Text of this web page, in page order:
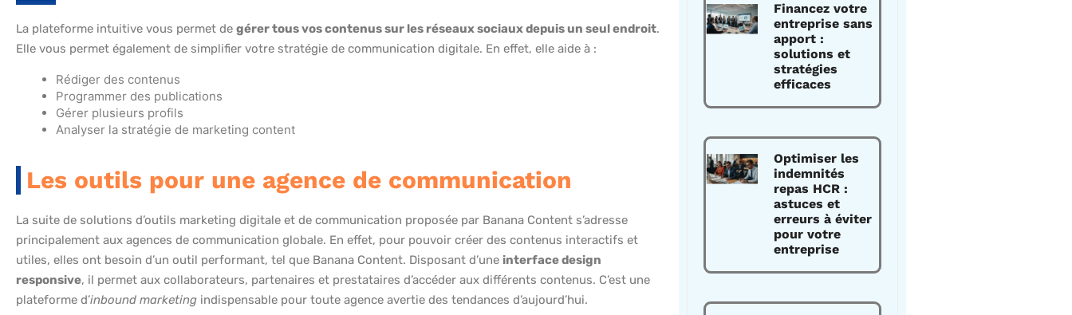
La plateforme intuitive vous permet de gérer tous vos contenus sur les réseaux sociaux depuis un seul endroit.
Elle vous permet également de simplifier votre stratégie de communication digitale. En effet, elle aide à :
Rédiger des contenus
Programmer des publications
Gérer plusieurs profils
Analyser la stratégie de marketing content
Les outils pour une agence de communication
La suite de solutions d’outils marketing digitale et de communication proposée par Banana Content s’adresse
principalement aux agences de communication globale. En effet, pour pouvoir créer des contenus interactifs et
utiles, elles ont besoin d’un outil performant, tel que Banana Content. Disposant d’une interface design
responsive, il permet aux collaborateurs, partenaires et prestataires d’accéder aux différents contenus. C’est une
plateforme d’inbound marketing indispensable pour toute agence avertie des tendances d’aujourd’hui.
Financez votre
entreprise sans
apport :
solutions et
stratégies
efficaces
Optimiser les
indemnités
repas HCR :
astuces et
erreurs à éviter
pour votre
entreprise